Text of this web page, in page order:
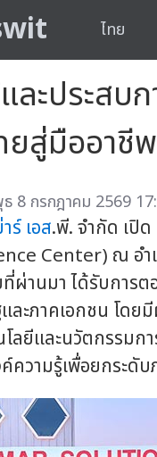
ไทย
ละประสบ
ยสู่มืออา
8 กรกฎาคม 2569
ร์ เอส.พี. จำกัด เปิ
Center) ณ อำเ
ผ่านมา ได้รับการ
ละภาคเอกชน โดย
โลยีและนวัตกรรม
ความรู้เพื่อยกระดั